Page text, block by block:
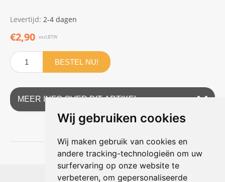
Wij gebruiken cookies
Wij maken gebruik van cookies en
andere tracking-technologieën om uw
surfervaring op onze website te
verbeteren, om gepersonaliseerde
Levertijd: 2-4 dagen
€2,90 excl.BTW
BESTEL NU!
MEER INFO OVER DIT ARTIKEL
Shophouse online